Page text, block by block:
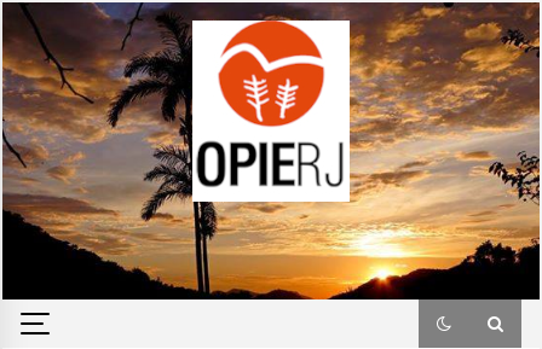
Skip
to
content